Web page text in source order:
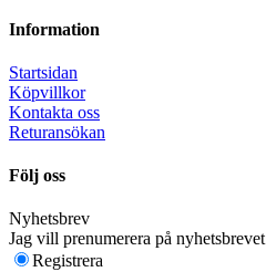
Information
Startsidan
Köpvillkor
Kontakta oss
Returansökan
Följ oss
Nyhetsbrev
Jag vill prenumerera på nyhetsbrevet
Registrera